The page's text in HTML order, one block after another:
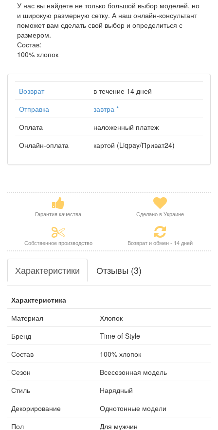
У нас вы найдете не только большой выбор моделей, но
и широкую размерную сетку. А наш онлайн-консультант
поможет вам сделать свой выбор и определиться с
размером.
Состав:
100% хлопок
Возврат
в течение 14 дней
Отправка
завтра *
Оплата
наложенный платеж
Онлайн-оплата
картой (Liqpay/Приват24)
Гарантия качества Сделано в Украине
Собственное производство Возврат и обмен - 14 дней
Характеристики Отзывы (3)
Характеристика
Материал
Хлопок
Бренд
Time of Style
Состав
100% хлопок
Сезон
Всесезонная модель
Стиль
Нарядный
Декорирование
Однотонные модели
Пол
Для мужчин